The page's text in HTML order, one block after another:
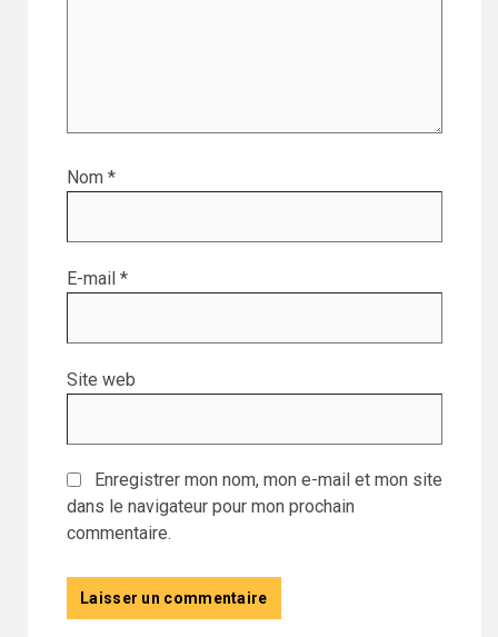
Nom *
E-mail *
Site web
Enregistrer mon nom, mon e-mail et mon site
dans le navigateur pour mon prochain
commentaire.